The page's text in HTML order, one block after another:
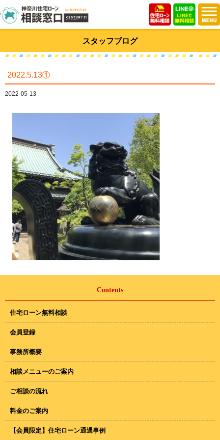
スタッフブログ
2022.5.13①
2022-05-13
Contents
住宅ローン無料相談
会員登録
事務所概要
相談メニューのご案内
ご相談の流れ
料金のご案内
【会員限定】住宅ローン通過事例